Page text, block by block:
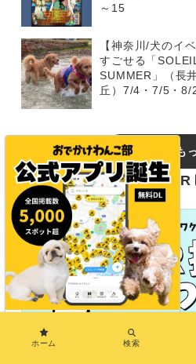
～15
【神奈川/犬のイ
すごせる「
SUMMER」（長
丘）7/4・7/5・8/
イベントをも
おでかけわんこ部でPR
ホーム 検索